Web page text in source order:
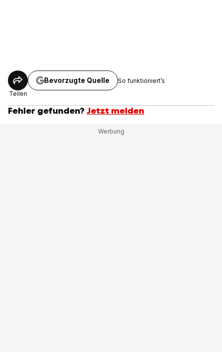
Teilen
Bevorzugte Quelle So funktioniert’s
Fehler gefunden? Jetzt melden